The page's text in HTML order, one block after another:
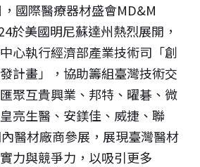
國際醫療器材盛會MD&M
於美國明尼蘇達州熱烈展開，
心執行經濟部產業技術司「創
計畫」，協助籌組臺灣技術交
聚互貴興業、邦特、曜碁、微
亮生醫、安鎂佳、威捷、聯
醫材廠商參展，展現臺灣醫材
力與競爭力，以吸引更多